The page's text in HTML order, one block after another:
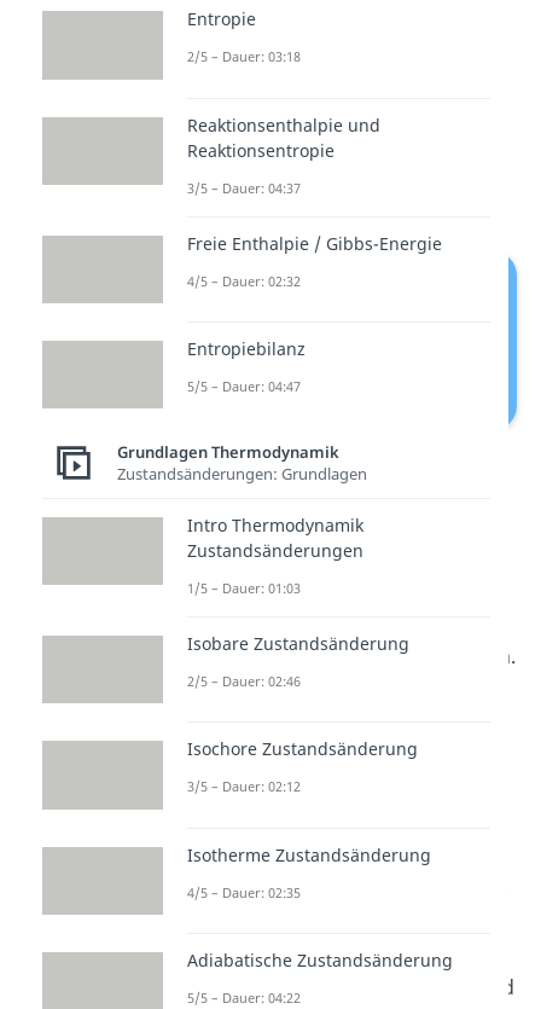
unmittelbar mit der
zusammen. Hierbei solltest du
der Thermodynamik immer als
absolute Temperatur in
angegeben werden muss.
Auswirkungen von T auf die Gibbs-
Helmholtz-Gleichung
Ähnlich wie bei der Enthalpie gibt
es auch bei der
weitere intensive Zustandsgrößen.
Man unterscheidet auch hier
spezifischen Gibbs-Energie.
Joule pro Molangegeben und
bezieht sich auf die Stoffmenge n.
Die spezifische Gibbs-Energie wird
Entropie
2/5 – Dauer: 03:18
Reaktionsenthalpie und
Reaktionsentropie
3/5 – Dauer: 04:37
Freie Enthalpie / Gibbs-Energie
4/5 – Dauer: 02:32
Entropiebilanz
5/5 – Dauer: 04:47
Grundlagen Thermodynamik
Zustandsänderungen: Grundlagen
Intro Thermodynamik
Zustandsänderungen
1/5 – Dauer: 01:03
Isobare Zustandsänderung
2/5 – Dauer: 02:46
Isochore Zustandsänderung
3/5 – Dauer: 02:12
Isotherme Zustandsänderung
4/5 – Dauer: 02:35
Adiabatische Zustandsänderung
5/5 – Dauer: 04:22